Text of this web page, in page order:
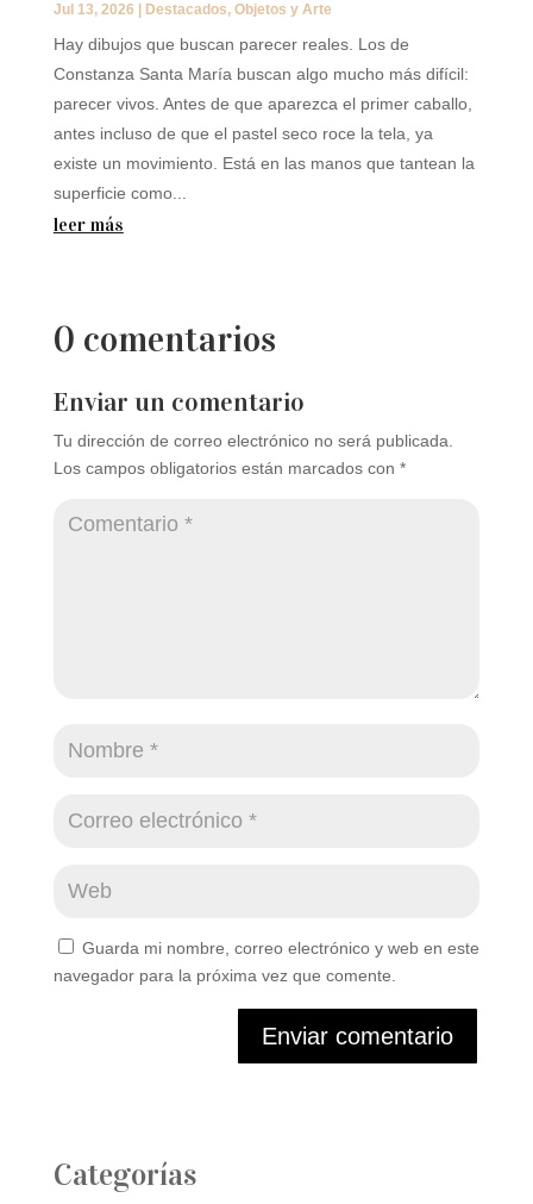
Jul 13, 2026 Destacados, Objetos y Arte
Hay dibujos que buscan parecer reales. Los de
Constanza Santa María buscan algo mucho más difícil:
parecer vivos. Antes de que aparezca el primer caballo,
antes incluso de que el pastel seco roce la tela, ya
existe un movimiento. Está en las manos que tantean la
superficie como...
leer más
0 comentarios
Enviar un comentario
Tu dirección de correo electrónico no será publicada.
Los campos obligatorios están marcados con *
Guarda mi nombre, correo electrónico y web en este
navegador para la próxima vez que comente.
Enviar comentario
Categorías